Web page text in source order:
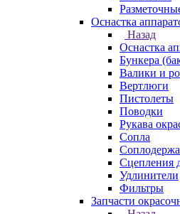
Оснастка
Назад
Оснастка
Бункера
Валики и
Вертлюги
Пистолеты
Поводки
Рукава
Сопла
Сцепления
Удлинители
Фильтры
Запчасти